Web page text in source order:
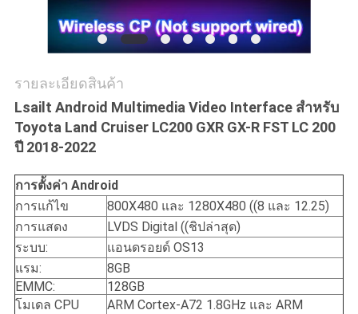
รายละเอียดสินค้า
Lsailt Android Multimedia Video Interface สําหรับ
Toyota Land Cruiser LC200 GXR GX-R FST LC 200
ปี 2018-2022
การตั้งค่า Android
การแก้ไข
800X480 และ 1280X480 ((8 และ 12.25)
การแสดง
LVDS Digital ((ชิปล่าสุด)
ระบบ:
แอนดรอยด์ OS13
แรม:
8GB
EMMC:
128GB
โมเดล CPU
ARM Cortex-A72 1.8GHz และ ARM